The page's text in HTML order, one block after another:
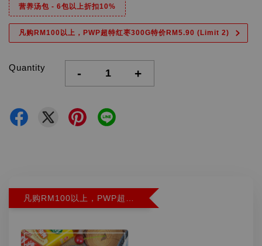
营养汤包 - 6包以上折扣10%
凡购RM100以上，PWP超特红枣300G特价RM5.90 (Limit 2)
Quantity - +